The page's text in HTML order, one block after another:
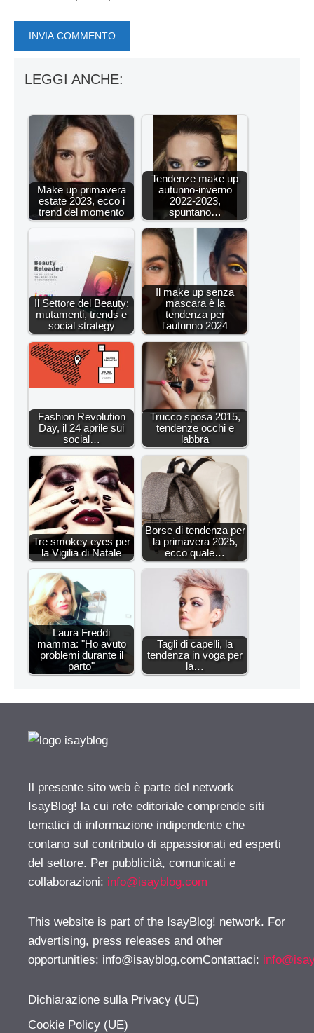
LEGGI ANCHE:
Make up primavera
estate 2023, ecco i
trend del momento
Tendenze make up
autunno-inverno
2022-2023,
spuntano…
Il Settore del Beauty:
mutamenti, trends e
social strategy
Il make up senza
mascara è la
tendenza per
l'autunno 2024
Fashion Revolution
Day, il 24 aprile sui
social…
Trucco sposa 2015,
tendenze occhi e
labbra
Tre smokey eyes per
la Vigilia di Natale
Borse di tendenza per
la primavera 2025,
ecco quale…
Laura Freddi
mamma: "Ho avuto
problemi durante il
parto"
Tagli di capelli, la
tendenza in voga per
la…
Il presente sito web è parte del network
IsayBlog! la cui rete editoriale comprende siti
tematici di informazione indipendente che
contano sul contributo di appassionati ed esperti
del settore. Per pubblicità, comunicati e
collaborazioni: info@isayblog.com
This website is part of the IsayBlog! network. For
advertising, press releases and other
opportunities: info@isayblog.comContattaci:
Dichiarazione sulla Privacy (UE)
Cookie Policy (UE)